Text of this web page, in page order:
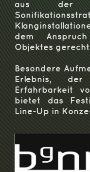
aus der
dem
Objektes
Besondere
Erlebnis, der
Erfahrbarkeit
bietet das
Line-Up in